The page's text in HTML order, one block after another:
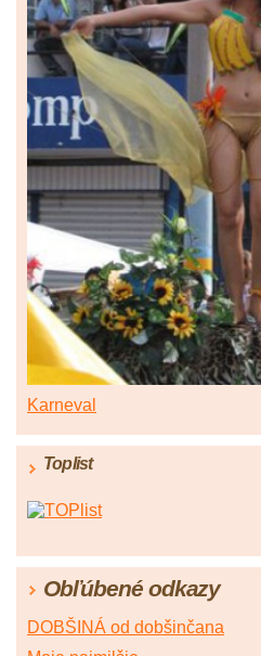
Karneval
Toplist
Obľúbené odkazy
DOBŠINÁ od dobšinčana